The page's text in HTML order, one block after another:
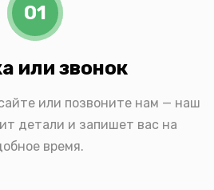
01
или звонок
или позвоните нам — наш
детали и запишет вас на
время.